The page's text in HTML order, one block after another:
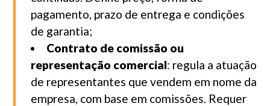
pagamento, prazo de entrega e condições
de garantia;
Contrato de comissão ou
representação comercial: regula a atuação
de representantes que vendem em nome da
empresa, com base em comissões. Requer